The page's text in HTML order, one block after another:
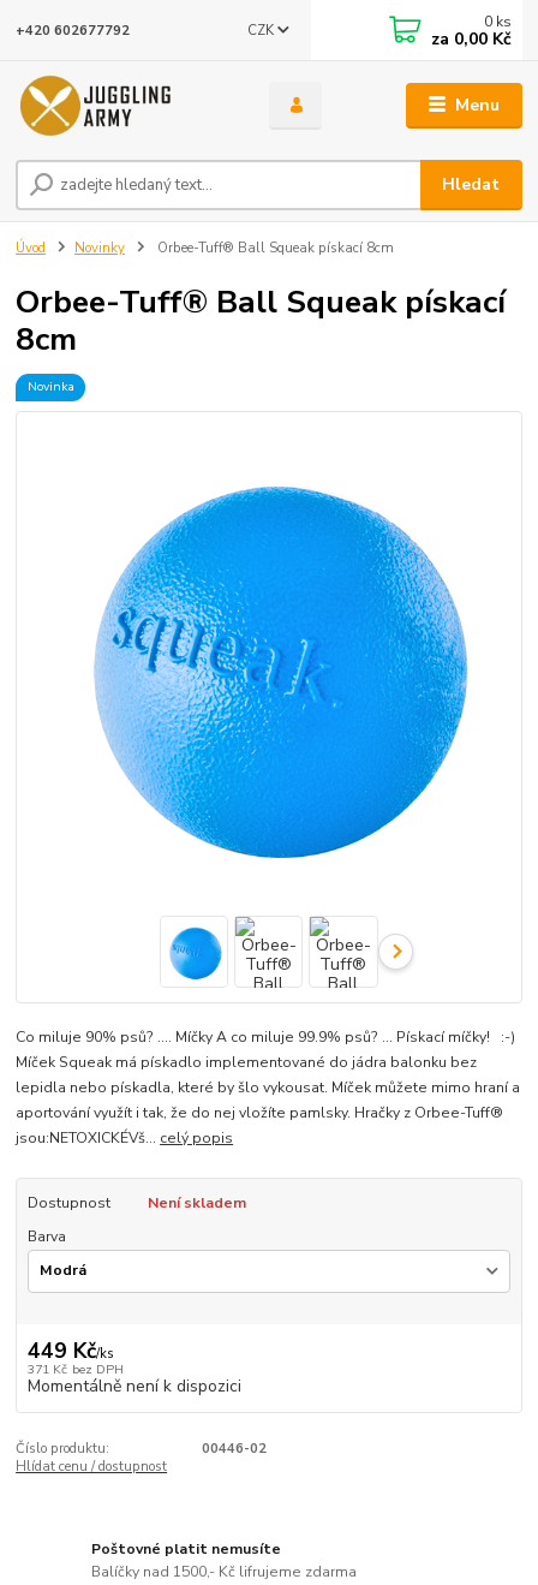
Menu
CZK
Hledat
+420 602677792 0 ks
za 0,00 Kč
Úvod Novinky Orbee-Tuff® Ball Squeak pískací 8cm
Orbee-Tuff® Ball Squeak pískací
8cm
Novinka
Co miluje 90% psů? .... Míčky A co miluje 99.9% psů? ... Pískací míčky! :-)
Míček Squeak má pískadlo implementované do jádra balonku bez
lepidla nebo pískadla, které by šlo vykousat. Míček můžete mimo hraní a
aportování využít i tak, že do nej vložíte pamlsky. Hračky z Orbee-Tuff®
jsou:NETOXICKÉVš... celý popis
Dostupnost
Není skladem
Barva
449 Kč/ks
371 Kč bez DPH
Momentálně není k dispozici
Číslo produktu:
00446-02
Hlídat cenu / dostupnost
Poštovné platit nemusíte
Balíčky nad 1500,- Kč lifrujeme zdarma